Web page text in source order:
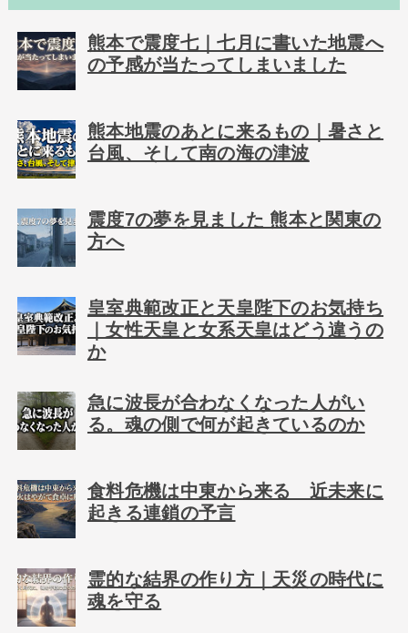
熊本で震度七｜七月に書いた地震へ
の予感が当たってしまいました
熊本地震のあとに来るもの｜暑さと
台風、そして南の海の津波
震度7の夢を見ました 熊本と関東の
方へ
皇室典範改正と天皇陛下のお気持ち
｜女性天皇と女系天皇はどう違うの
か
急に波長が合わなくなった人がい
る。魂の側で何が起きているのか
食料危機は中東から来る 近未来に
起きる連鎖の予言
霊的な結界の作り方｜天災の時代に
魂を守る